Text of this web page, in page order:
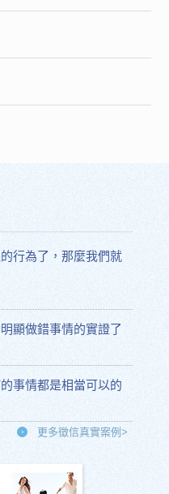
行為了，那麼我們就
顯做錯事情的實證了
事情都是相當可以的
更多徵信真實案例>